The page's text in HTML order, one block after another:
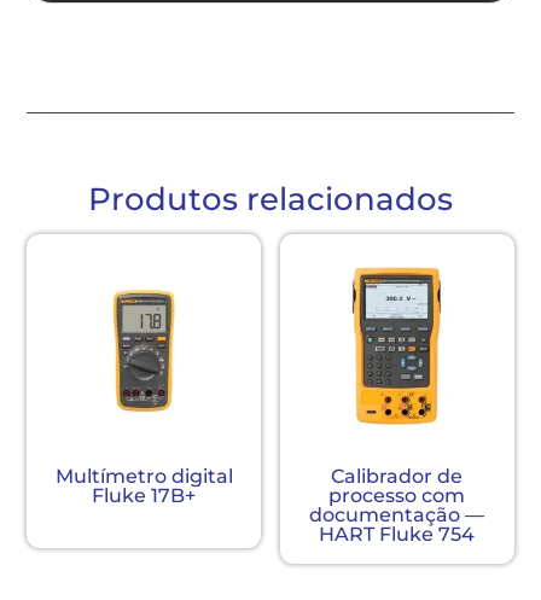
Produtos relacionados
Multímetro digital
Fluke 17B+
Calibrador de
processo com
documentação —
HART Fluke 754